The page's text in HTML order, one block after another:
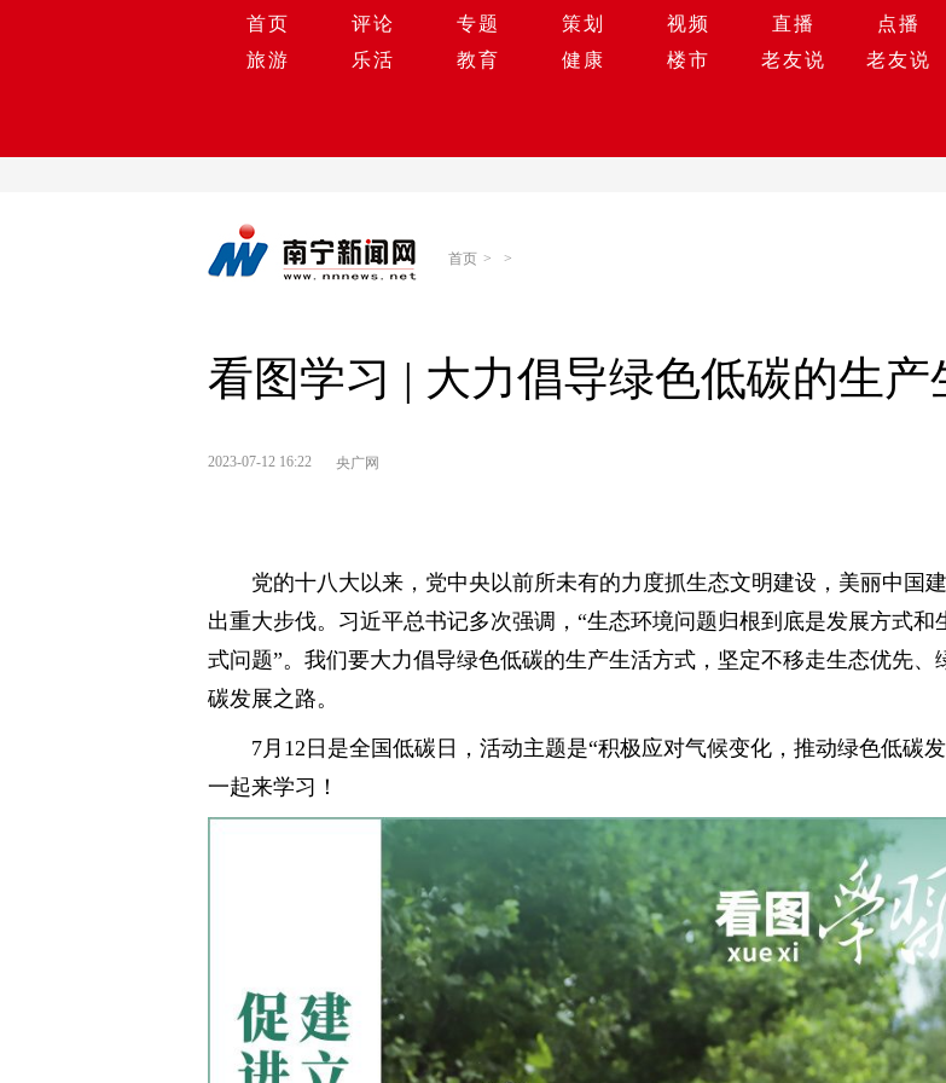
首页 评论 专题 策划 视频 直播 点播
旅游
乐活 教育 健康 楼市 老友说 老友说
首页 > >
看图学习 | 大力倡导绿色低碳的生产
2023-07-12 16:22 央广网
党的十八大以来，党中央以前所未有的力度抓生态文明建设，美丽中国
出重大步伐。习近平总书记多次强调，“生态环境问题归根到底是发展方式和
式问题”。我们要大力倡导绿色低碳的生产生活方式，坚定不移走生态优先、
碳发展之路。
7月12日是全国低碳日，活动主题是“积极应对气候变化，推动绿色低碳发
一起来学习！